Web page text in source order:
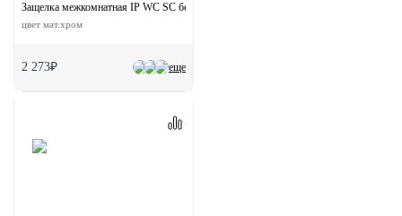
еще
Защелка межкомнатная IP WC SC бесшумная сантехническая
цвет мат.хром
2 273₽